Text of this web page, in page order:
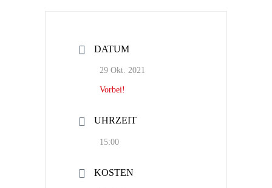
DATUM
29 Okt. 2021
Vorbei!
UHRZEIT
15:00
KOSTEN